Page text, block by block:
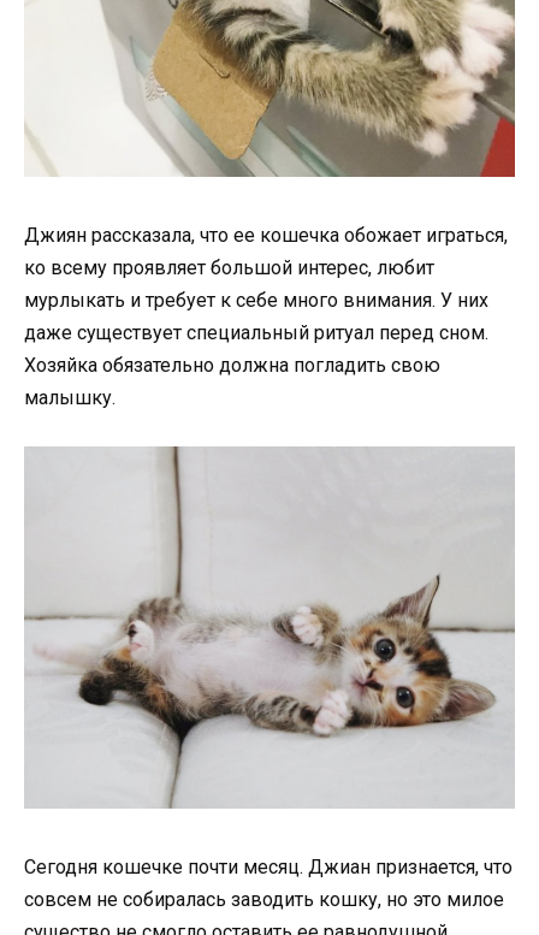
Джиян рассказала, что ее кошечка обожает играться,
ко всему проявляет большой интерес, любит
мурлыкать и требует к себе много внимания. У них
даже существует специальный ритуал перед сном.
Хозяйка обязательно должна погладить свою
малышку.
Сегодня кошечке почти месяц. Джиан признается, что
совсем не собиралась заводить кошку, но это милое